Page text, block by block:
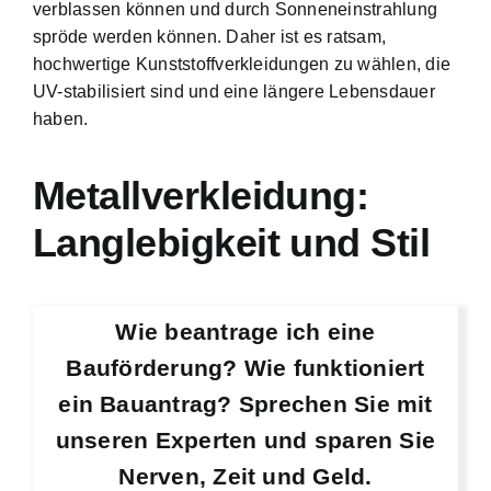
verblassen können und durch Sonneneinstrahlung
spröde werden können. Daher ist es ratsam,
hochwertige Kunststoffverkleidungen zu wählen, die
UV-stabilisiert sind und eine längere Lebensdauer
haben.
Metallverkleidung:
Langlebigkeit und Stil
Wie beantrage ich eine
Bauförderung? Wie funktioniert
ein Bauantrag? Sprechen Sie mit
unseren Experten und sparen Sie
Nerven, Zeit und Geld.